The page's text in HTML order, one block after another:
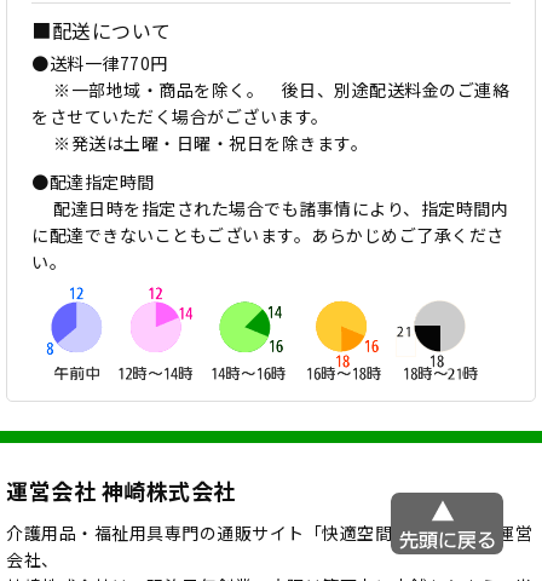
■配送について
●送料一律770円
※一部地域・商品を除く。 後日、別途配送料金のご連絡
をさせていただく場合がございます。
※発送は土曜・日曜・祝日を除きます。
●配達指定時間
配達日時を指定された場合でも諸事情により、指定時間内
に配達できないこともございます。あらかじめご了承くださ
い。
運営会社 神崎株式会社
介護用品・福祉用具専門の通販サイト「快適空間スクリオ」の運営
会社、